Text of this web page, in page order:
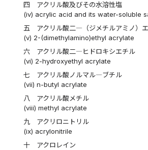
四 アクリル酸及びその水溶性塩
(iv) acrylic acid and its water-soluble
五 アクリル酸二―（ジメチルアミノ）
(v) 2-(dimethylamino)ethyl acrylate
六 アクリル酸二―ヒドロキシエチル
(vi) 2-hydroxyethyl acrylate
七 アクリル酸ノルマル―ブチル
(vii) n-butyl acrylate
八 アクリル酸メチル
(viii) methyl acrylate
九 アクリロニトリル
(ix) acrylonitrile
十 アクロレイン